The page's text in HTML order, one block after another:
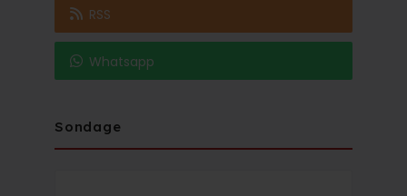
RSS
Whatsapp
Sondage